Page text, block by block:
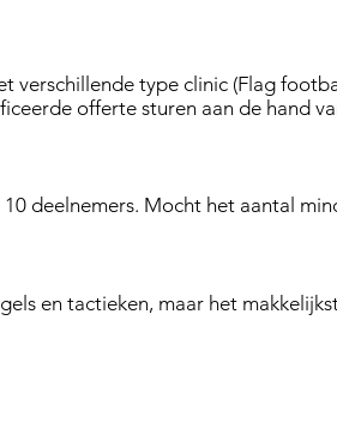
verschillende type clinic (Flag
offerte sturen aan de hand
deelnemers. Mocht het aantal
en tactieken, maar het